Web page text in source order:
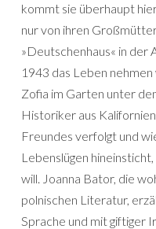
kommt sie überhaupt
nur von ihren
»Deutschenhaus« in der
1943 das Leben nehmen
Zofia im Garten unter
Historiker aus
Freundes verfolgt und
Lebenslügen
will. Joanna Bator, die
polnischen Literatur,
Sprache und mit giftiger